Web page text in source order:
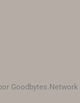
Goodbytes.Network